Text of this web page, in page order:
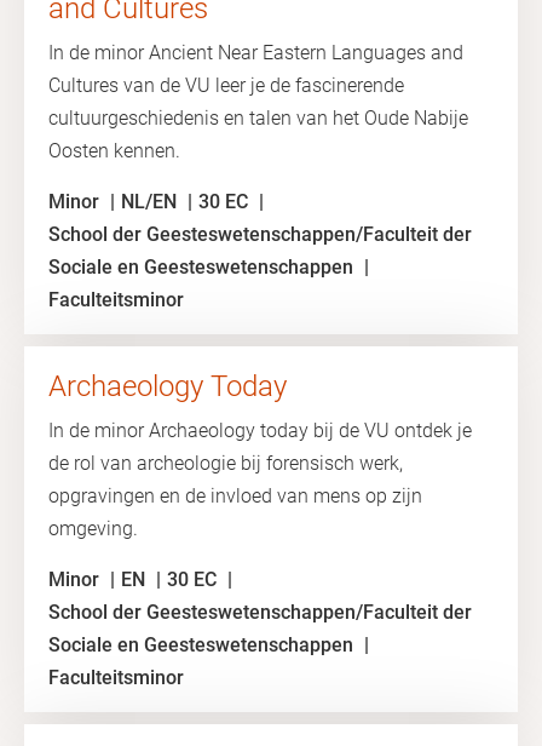
and Cultures
In de minor Ancient Near Eastern Languages and
Cultures van de VU leer je de fascinerende
cultuurgeschiedenis en talen van het Oude Nabije
Oosten kennen.
Minor NL/EN
30 EC
School der Geesteswetenschappen/Faculteit der
Sociale en Geesteswetenschappen
Faculteitsminor
Archaeology Today
In de minor Archaeology today bij de VU ontdek je
de rol van archeologie bij forensisch werk,
opgravingen en de invloed van mens op zijn
omgeving.
Minor EN
30 EC
School der Geesteswetenschappen/Faculteit der
Sociale en Geesteswetenschappen
Faculteitsminor